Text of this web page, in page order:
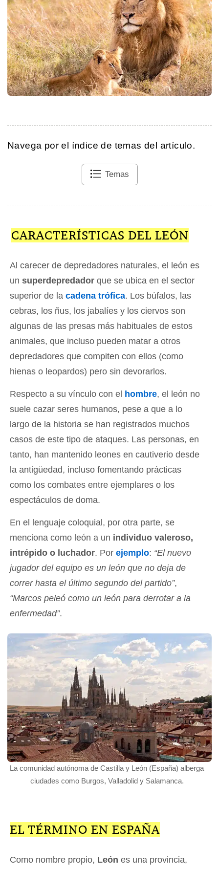
Navega por el índice de temas del artículo.
Temas
CARACTERÍSTICAS DEL LEÓN
Al carecer de depredadores naturales, el león es
un superdepredador que se ubica en el sector
superior de la cadena trófica. Los búfalos, las
cebras, los ñus, los jabalíes y los ciervos son
algunas de las presas más habituales de estos
animales, que incluso pueden matar a otros
depredadores que compiten con ellos (como
hienas o leopardos) pero sin devorarlos.
Respecto a su vínculo con el hombre, el león no
suele cazar seres humanos, pese a que a lo
largo de la historia se han registrados muchos
casos de este tipo de ataques. Las personas, en
tanto, han mantenido leones en cautiverio desde
la antigüedad, incluso fomentando prácticas
como los combates entre ejemplares o los
espectáculos de doma.
En el lenguaje coloquial, por otra parte, se
menciona como león a un individuo valeroso,
intrépido o luchador. Por ejemplo: “El nuevo
jugador del equipo es un león que no deja de
correr hasta el último segundo del partido”,
“Marcos peleó como un león para derrotar a la
enfermedad”.
La comunidad autónoma de Castilla y León (España) alberga
ciudades como Burgos, Valladolid y Salamanca.
EL TÉRMINO EN ESPAÑA
Como nombre propio, León es una provincia,